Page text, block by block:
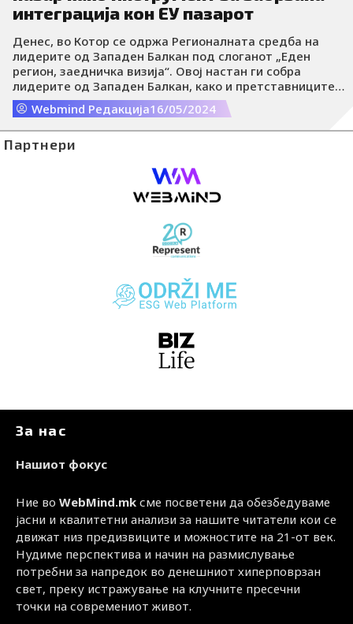
интеграција кон ЕУ пазарот
Денес, во Котор се одржа Регионалната средба на
лидерите од Западен Балкан под слоганот „Еден
регион, заедничка визија“. Овој настан ги собра
лидерите од Западен Балкан, како и претставниците
на бројни организации и клучни актери во процесите
на пристапување кон Европската унија.
Webmind Редакција16/05/2024
Партнери
За нас
Нашиот фокус
Ние во WebMind.mk сме посветени да обезбедуваме
јасни и квалитетни анализи за нашите читатели кои се
движат низ предизвиците и можностите на 21-от век.
Нудиме перспектива и начин на размислување
потребни за напредок во денешниот хиперповрзан
свет, преку истражување на клучните пресечни
точки на современиот живот.